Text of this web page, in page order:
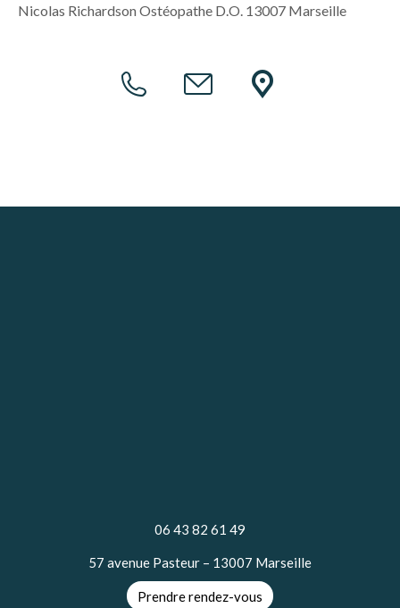
Nicolas Richardson Ostéopathe D.O. 13007 Marseille
06 43 82 61 49
57 avenue Pasteur – 13007 Marseille
Prendre rendez-vous